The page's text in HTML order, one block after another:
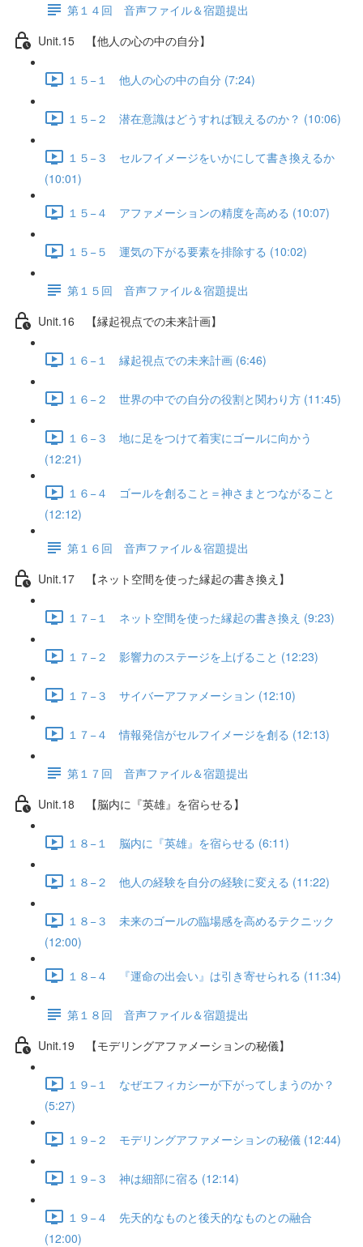
第１４回 音声ファイル＆宿題提出
Unit.15 【他人の心の中の自分】
１５−１ 他人の心の中の自分 (7:24)
１５−２ 潜在意識はどうすれば観えるのか？ (10:06)
１５−３ セルフイメージをいかにして書き換えるか
(10:01)
１５−４ アファメーションの精度を高める (10:07)
１５−５ 運気の下がる要素を排除する (10:02)
第１５回 音声ファイル＆宿題提出
Unit.16 【縁起視点での未来計画】
１６−１ 縁起視点での未来計画 (6:46)
１６−２ 世界の中での自分の役割と関わり方 (11:45)
１６−３ 地に足をつけて着実にゴールに向かう
(12:21)
１６−４ ゴールを創ること＝神さまとつながること
(12:12)
第１６回 音声ファイル＆宿題提出
Unit.17 【ネット空間を使った縁起の書き換え】
１７−１ ネット空間を使った縁起の書き換え (9:23)
１７−２ 影響力のステージを上げること (12:23)
１７−３ サイバーアファメーション (12:10)
１７−４ 情報発信がセルフイメージを創る (12:13)
第１７回 音声ファイル＆宿題提出
Unit.18 【脳内に『英雄』を宿らせる】
１８−１ 脳内に『英雄』を宿らせる (6:11)
１８−２ 他人の経験を自分の経験に変える (11:22)
１８−３ 未来のゴールの臨場感を高めるテクニック
(12:00)
１８−４ 『運命の出会い』は引き寄せられる (11:34)
第１８回 音声ファイル＆宿題提出
Unit.19 【モデリングアファメーションの秘儀】
１９−１ なぜエフィカシーが下がってしまうのか？
(5:27)
１９−２ モデリングアファメーションの秘儀 (12:44)
１９−３ 神は細部に宿る (12:14)
１９−４ 先天的なものと後天的なものとの融合
(12:00)